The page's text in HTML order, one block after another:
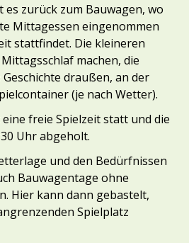
es zurück zum Bauwagen, wo
Mittagessen eingenommen
stattfindet. Die kleineren
machen, die
draußen, an der
(je nach Wetter).
freie Spielzeit statt und die
Uhr abgeholt.
und den Bedürfnissen
Bauwagentage ohne
Hier kann dann gebastelt,
Spielplatz